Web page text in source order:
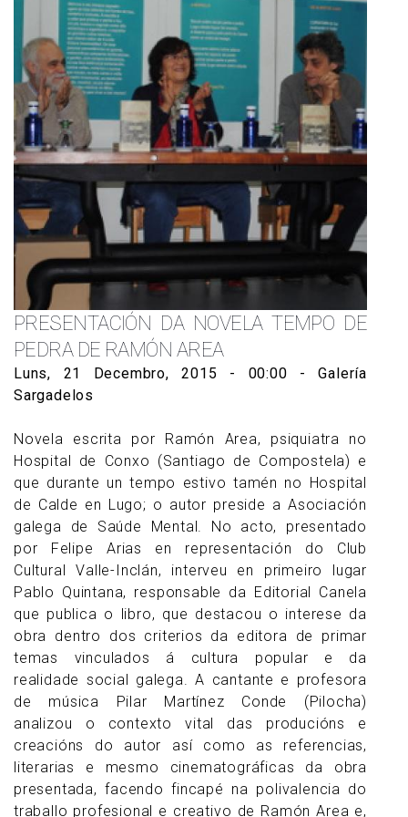
PRESENTACIÓN DA NOVELA TEMPO DE
PEDRA DE RAMÓN AREA
Luns, 21 Decembro, 2015 - 00:00 - Galería
Sargadelos
Novela escrita por Ramón Area, psiquiatra no
Hospital de Conxo (Santiago de Compostela) e
que durante un tempo estivo tamén no Hospital
de Calde en Lugo; o autor preside a Asociación
galega de Saúde Mental. No acto, presentado
por Felipe Arias en representación do Club
Cultural Valle-Inclán, interveu en primeiro lugar
Pablo Quintana, responsable da Editorial Canela
que publica o libro, que destacou o interese da
obra dentro dos criterios da editora de primar
temas vinculados á cultura popular e da
realidade social galega. A cantante e profesora
de música Pilar Martínez Conde (Pilocha)
analizou o contexto vital das producións e
creacións do autor así como as referencias,
literarias e mesmo cinematográficas da obra
presentada, facendo fincapé na polivalencia do
traballo profesional e creativo de Ramón Area e,